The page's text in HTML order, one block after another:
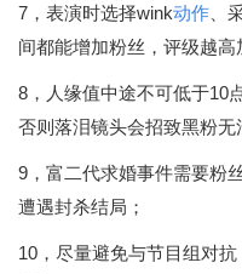
7，表演时选择wink动作 、
间都能增加粉丝，评级越高
8，人缘值中途不可低于10
否则落泪镜头会招致黑粉无
9，富二代求婚事件需要粉
遭遇封杀结局；
10，尽量避免与节目组对